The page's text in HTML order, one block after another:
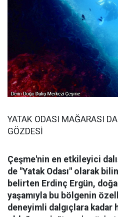
YATAK ODASI MAĞARASI
GÖZDESİ
Çeşme'nin en etkileyici
de "Yatak Odası" olarak
belirten Erdinç Ergün,
yaşamıyla bu bölgenin
deneyimli dalgıçlara kadar